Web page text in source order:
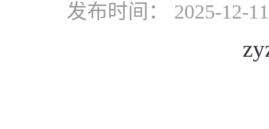
发布时间： 2025-12-